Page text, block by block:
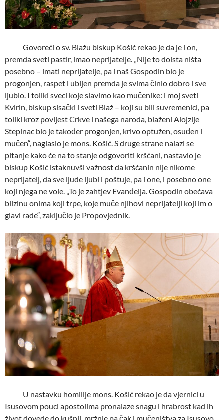
Govoreći o sv. Blažu biskup Košić rekao je da je i on,
premda sveti pastir, imao neprijatelje. „Nije to doista ništa
posebno – imati neprijatelje, pa i naš Gospodin bio je
progonjen, raspet i ubijen premda je svima činio dobro i sve
ljubio. I toliki sveci koje slavimo kao mučenike: i moj sveti
Kvirin, biskup sisački i sveti Blaž – koji su bili suvremenici, pa
toliki kroz povijest Crkve i našega naroda, blaženi Alojzije
Stepinac bio je također progonjen, krivo optužen, osuđen i
mučen“, naglasio je mons. Košić. S druge strane nalazi se
pitanje kako će na to stanje odgovoriti kršćani, nastavio je
biskup Košić istaknuvši važnost da kršćanin nije nikome
neprijatelj, da sve ljude ljubi i poštuje, pa i one, i posebno one
koji njega ne vole. „To je zahtjev Evanđelja. Gospodin obećava
blizinu onima koji trpe, koje muče njihovi neprijatelji koji im o
glavi rade“, zaključio je Propovjednik.
U nastavku homilije mons. Košić rekao je da vjernici u
Isusovom pouci apostolima pronalaze snagu i hrabrost kad ih
život dovede do kušnji, mržnje pa čak i mučeništva za Isusovo